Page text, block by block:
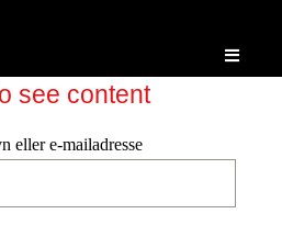
see content
eller e-mailadresse